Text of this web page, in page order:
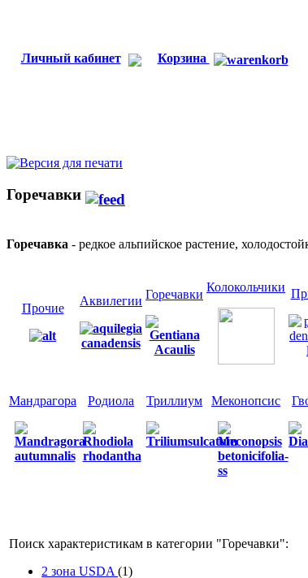
Личный кабинет Корзина
Горечавки
Горечавка - редкое альпийское растение,
Прочие
Аквилегии Горечавки
Колокольчики
Мандрагора Родиола Триллиум Меконопсис
Поиск характеристикам в категории "Горечавки":
2 зона USDA (1)